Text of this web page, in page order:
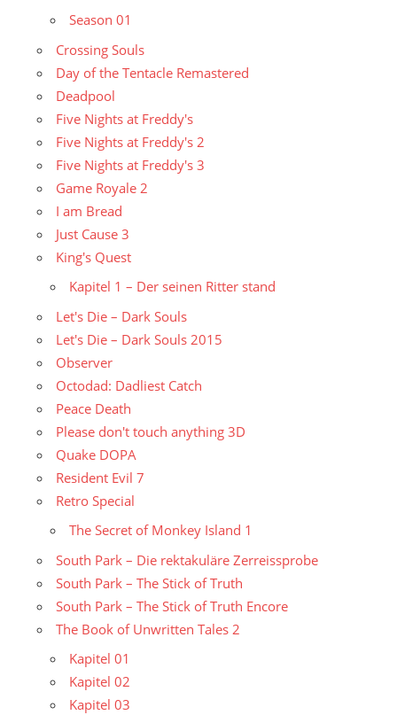
Season 01
Crossing Souls
Day of the Tentacle Remastered
Deadpool
Five Nights at Freddy's
Five Nights at Freddy's 2
Five Nights at Freddy's 3
Game Royale 2
I am Bread
Just Cause 3
King's Quest
Kapitel 1 – Der seinen Ritter stand
Let's Die – Dark Souls
Let's Die – Dark Souls 2015
Observer
Octodad: Dadliest Catch
Peace Death
Please don't touch anything 3D
Quake DOPA
Resident Evil 7
Retro Special
The Secret of Monkey Island 1
South Park – Die rektakuläre Zerreissprobe
South Park – The Stick of Truth
South Park – The Stick of Truth Encore
The Book of Unwritten Tales 2
Kapitel 01
Kapitel 02
Kapitel 03